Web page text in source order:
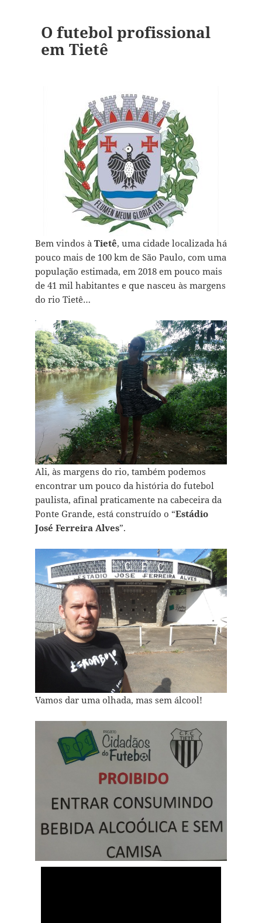
O futebol profissional
em Tietê
Bem vindos à Tietê, uma cidade localizada há
pouco mais de 100 km de São Paulo, com uma
população estimada, em 2018 em pouco mais
de 41 mil habitantes e que nasceu às margens
do rio Tietê…
Ali, às margens do rio, também podemos
encontrar um pouco da história do futebol
paulista, afinal praticamente na cabeceira da
Ponte Grande, está construído o “Estádio
José Ferreira Alves”.
Vamos dar uma olhada, mas sem álcool!